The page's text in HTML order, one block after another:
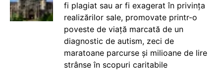
fi plagiat sau ar fi exagerat în privința
realizărilor sale, promovate printr-o
poveste de viață marcată de un
diagnostic de autism, zeci de
maratoane parcurse și milioane de lire
strânse în scopuri caritabile